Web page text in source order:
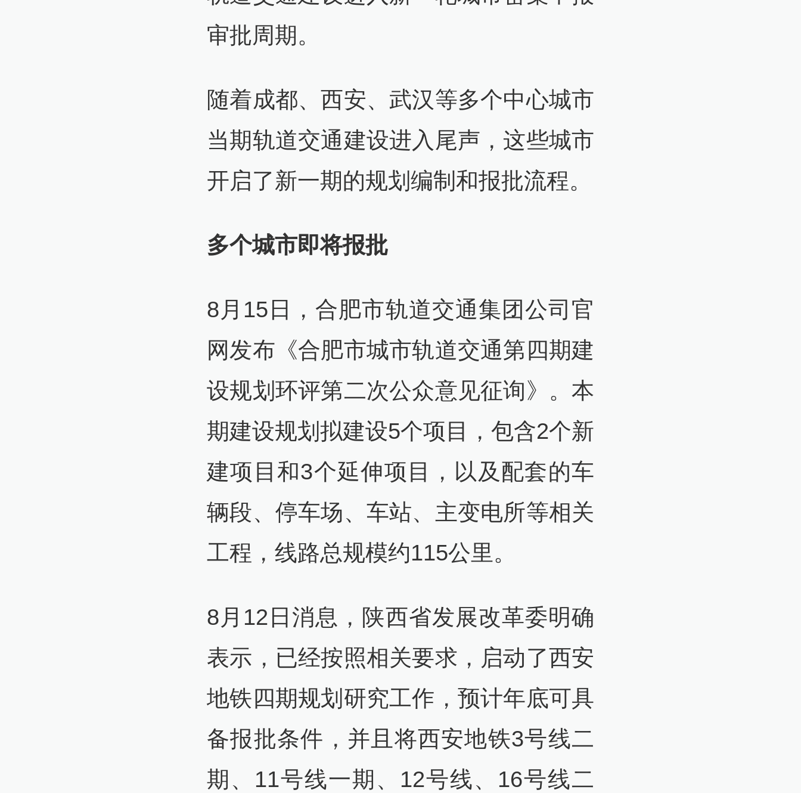
审批周期。
随着成都、西安、武汉等多个中心城市
当期轨道交通建设进入尾声，这些城市
开启了新一期的规划编制和报批流程。
多个城市即将报批
8月15日，合肥市轨道交通集团公司官
网发布《合肥市城市轨道交通第四期建
设规划环评第二次公众意见征询》。本
期建设规划拟建设5个项目，包含2个新
建项目和3个延伸项目，以及配套的车
辆段、停车场、车站、主变电所等相关
工程，线路总规模约115公里。
8月12日消息，陕西省发展改革委明确
表示，已经按照相关要求，启动了西安
地铁四期规划研究工作，预计年底可具
备报批条件，并且将西安地铁3号线二
期、11号线一期、12号线、16号线二